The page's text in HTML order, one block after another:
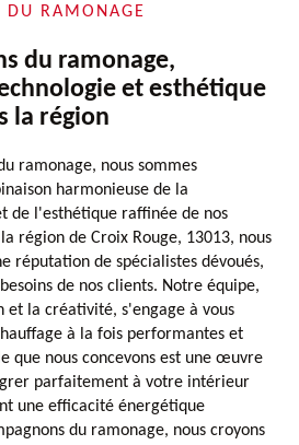
DU RAMONAGE
du ramonage,
et esthétique
la région
ramonage, nous sommes
harmonieuse de la
de l'esthétique raffinée de nos
région de Croix Rouge, 13013, nous
réputation de spécialistes dévoués,
de nos clients. Notre équipe,
la créativité, s'engage à vous
à la fois performantes et
que nous concevons est une œuvre
parfaitement à votre intérieur
une efficacité énergétique
du ramonage, nous croyons